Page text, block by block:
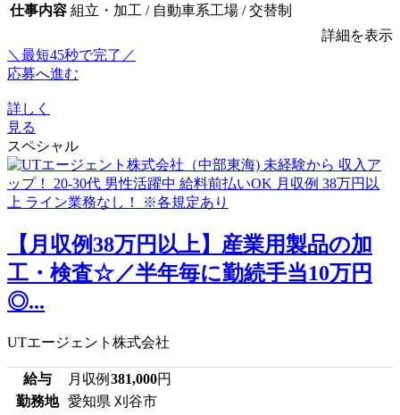
仕事内容 組立・加工 / 自動車系工場 / 交替制
詳細を表示
＼最短45秒で完了／
応募へ進む
詳しく
見る
スペシャル
【月収例38万円以上】産業用製品の加
工・検査☆／半年毎に勤続手当10万円
◎...
UTエージェント株式会社
給与 月収例 381,000円
勤務地
愛知県 刈谷市